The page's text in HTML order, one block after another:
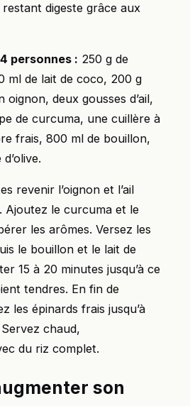
digeste grâce aux
personnes : 250 g de
ml de lait de coco, 200 g
oignon, deux gousses d’ail,
de curcuma, une cuillère à
frais, 800 ml de bouillon,
revenir l’oignon et l’ail
Ajoutez le curcuma et le
les arômes. Versez les
le bouillon et le lait de
15 à 20 minutes jusqu’à ce
tendres. En fin de
les épinards frais jusqu’à
chaud,
du riz complet.
son